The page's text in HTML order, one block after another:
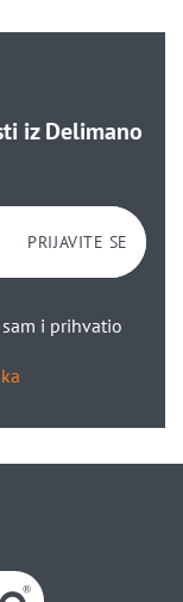
iz Delimano
PRIJAVITE SE
i prihvatio